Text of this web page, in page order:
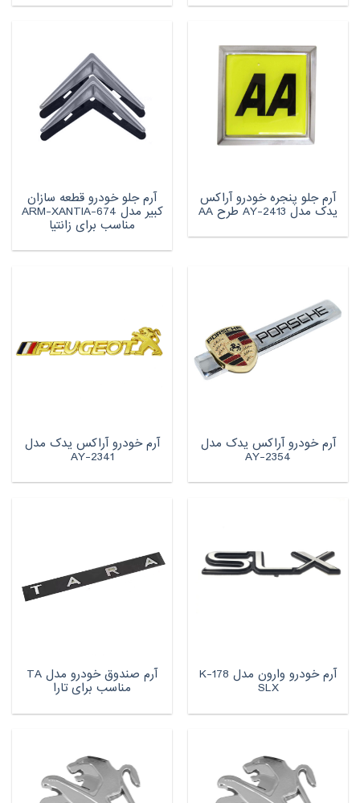
آرم جلو پنجره خودرو آراکس
یدک مدل AY-2413 طرح AA
آرم جلو خودرو قطعه سازان
کبیر مدل ARM-XANTIA-674
مناسب برای زانتیا
آرم خودرو آراکس یدک مدل
AY-2354
آرم خودرو آراکس یدک مدل
AY-2341
آرم خودرو وارون مدل K-178
SLX
آرم صندوق خودرو مدل TA
مناسب برای تارا